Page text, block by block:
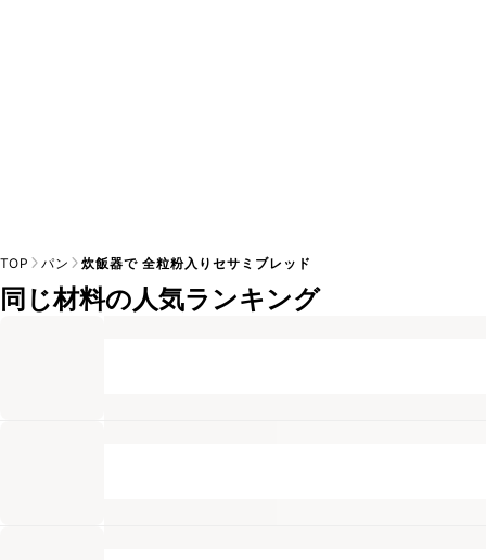
TOP パン 炊飯器で 全粒粉入りセサミブレッド
同じ材料の人気ランキング